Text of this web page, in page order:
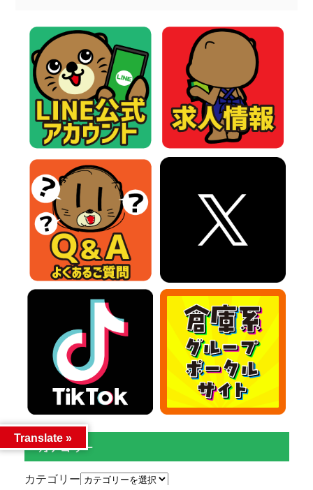
カテゴリー
カテゴリー
Translate »